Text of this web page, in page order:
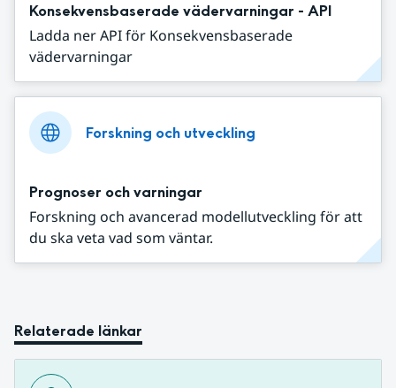
Konsekvensbaserade vädervarningar - API
Ladda ner API för Konsekvensbaserade
vädervarningar
Forskning och utveckling
Prognoser och varningar
Forskning och avancerad modellutveckling för att
du ska veta vad som väntar.
Relaterade länkar